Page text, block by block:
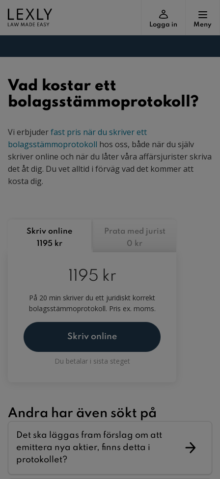
Logga in Meny
Vad kostar ett
bolagsstämmoprotokoll?
Vi erbjuderfast pris när du skriver ett
bolagsstämmoprotokoll hos oss, både när du själv
skriver online och när du låter våra affärsjurister skriva
det åt dig. Du vet alltid i förväg vad det kommer att
kosta dig.
Skriv online
1195 kr
Prata med jurist
0 kr
1195 kr
På 20 min skriver du ett juridiskt korrekt
bolagsstämmoprotokoll. Pris ex. moms.
Skriv online
Du betalar i sista steget
Andra har även sökt på
Det ska läggas fram förslag om att
emittera nya aktier, finns detta i
protokollet?